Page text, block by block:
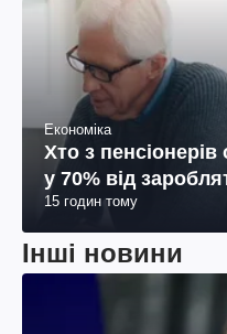
Економіка
Хто з
у 70% від
15 годин тому
Інші новини